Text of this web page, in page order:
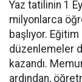
Yaz tatilinin 1
milyonlarca
başlıyor.
düzenlemeler
kazandı.
ardından,